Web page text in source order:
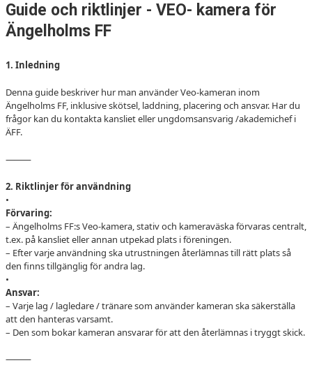
POLICYS
Guide och riktlinjer - VEO- kamera för
Ängelholms FF
1. Inledning
Denna guide beskriver hur man använder Veo-kameran inom
Ängelholms FF, inklusive skötsel, laddning, placering och ansvar. Har du
frågor kan du kontakta kansliet eller ungdomsansvarig /akademichef i
ÄFF.
⸻
2. Riktlinjer för användning
•
Förvaring:
– Ängelholms FF:s Veo-kamera, stativ och kameraväska förvaras centralt,
t.ex. på kansliet eller annan utpekad plats i föreningen.
– Efter varje användning ska utrustningen återlämnas till rätt plats så
den finns tillgänglig för andra lag.
•
Ansvar:
– Varje lag / lagledare / tränare som använder kameran ska säkerställa
att den hanteras varsamt.
– Den som bokar kameran ansvarar för att den återlämnas i tryggt skick.
⸻